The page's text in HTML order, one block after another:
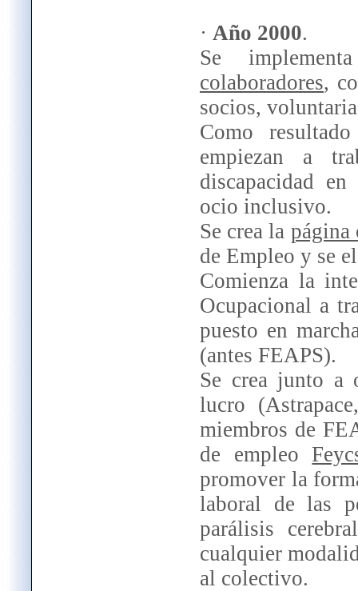
· Año 2000.
Se
colaboradores,
socios,
Como
empiezan a
discapacidad
ocio inclusivo.
Se crea la página
de Empleo y se
Comienza la
Ocupacional a
puesto en
(antes FEAPS).
Se crea junto a
lucro
miembros de
de empleo
promover la
laboral de las
parálisis
cualquier
al colectivo.